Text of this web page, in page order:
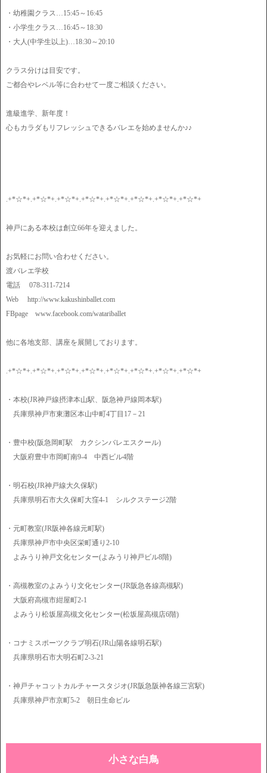
・幼稚園クラス…15:45～16:45
・小学生クラス…16:45～18:30
・大人(中学生以上)…18:30～20:10
クラス分けは目安です。
ご都合やレベル等に合わせて一度ご相談ください。
進級進学、新年度！
心もカラダもリフレッシュできるバレエを始めませんか♪♪
.+*☆*+.+*☆*+.+*☆*+.+*☆*+.+*☆*+.+*☆*+.+*☆*+.+*☆*+
神戸にある本校は創立66年を迎えました。
お気軽にお問い合わせください。
渡バレエ学校
電話 078-311-7214
Web http://www.kakushinballet.com
FBpage www.facebook.com/watariballet
他に各地支部、講座を展開しております。
.+*☆*+.+*☆*+.+*☆*+.+*☆*+.+*☆*+.+*☆*+.+*☆*+.+*☆*+
・本校(JR神戸線摂津本山駅、阪急神戸線岡本駅)
兵庫県神戸市東灘区本山中町4丁目17－21
・豊中校(阪急岡町駅 カクシンバレエスクール)
大阪府豊中市岡町南9-4 中西ビル4階
・明石校(JR神戸線大久保駅)
兵庫県明石市大久保町大窪4-1 シルクステージ2階
・元町教室(JR阪神各線元町駅)
兵庫県神戸市中央区栄町通り2-10
よみうり神戸文化センター(よみうり神戸ビル8階)
・高槻教室のよみうり文化センター(JR阪急各線高槻駅)
大阪府高槻市紺屋町2-1
よみうり松坂屋高槻文化センター(松坂屋高槻店6階)
・コナミスポーツクラブ明石(JR山陽各線明石駅)
兵庫県明石市大明石町2-3-21
・神戸チャコットカルチャースタジオ(JR阪急阪神各線三宮駅)
兵庫県神戸市京町5-2 朝日生命ビル
小さな白鳥